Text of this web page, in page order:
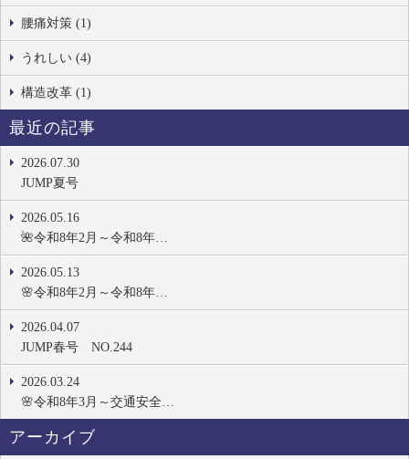
腰痛対策 (1)
うれしい (4)
構造改革 (1)
最近の記事
2026.07.30
JUMP夏号
2026.05.16
🌺令和8年2月～令和8年…
2026.05.13
🌸令和8年2月～令和8年…
2026.04.07
JUMP春号 NO.244
2026.03.24
🌸令和8年3月～交通安全…
アーカイブ